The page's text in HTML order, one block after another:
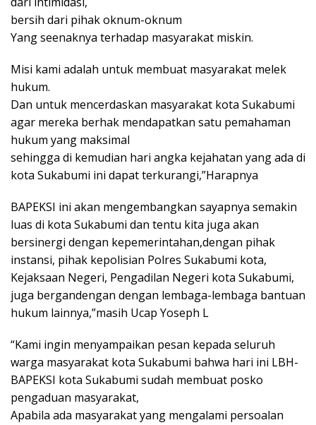
bersih dari pihak oknum-oknum
Yang seenaknya terhadap masyarakat miskin.
Misi kami adalah untuk membuat masyarakat melek
hukum.
Dan untuk mencerdaskan masyarakat kota Sukabumi
agar mereka berhak mendapatkan satu pemahaman
hukum yang maksimal
sehingga di kemudian hari angka kejahatan yang ada di
kota Sukabumi ini dapat terkurangi,”Harapnya
BAPEKSI ini akan mengembangkan sayapnya semakin
luas di kota Sukabumi dan tentu kita juga akan
bersinergi dengan kepemerintahan,dengan pihak
instansi, pihak kepolisian Polres Sukabumi kota,
Kejaksaan Negeri, Pengadilan Negeri kota Sukabumi,
juga bergandengan dengan lembaga-lembaga bantuan
hukum lainnya,”masih Ucap Yoseph L
“Kami ingin menyampaikan pesan kepada seluruh
warga masyarakat kota Sukabumi bahwa hari ini LBH-
BAPEKSI kota Sukabumi sudah membuat posko
pengaduan masyarakat,
Apabila ada masyarakat yang mengalami persoalan